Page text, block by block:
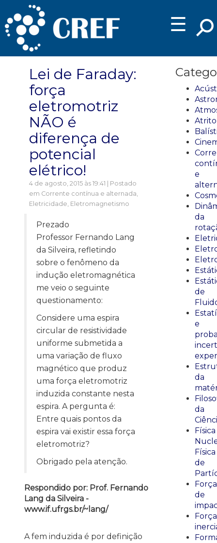
☰
Lei de Faraday:
força
eletromotriz
NÃO é
diferença de
potencial
elétrico!
4 de agosto, 2015 às 19:41 | Postado
em Corrente contínua e alternada,
Eletricidade, Eletromagnetismo
Prezado
Professor Fernando Lang
da Silveira, refletindo
sobre o fenômeno da
indução eletromagnética
me veio o seguinte
questionamento:
Considere uma espira
circular de resistividade
uniforme submetida a
uma variação de fluxo
magnético que produz
uma força eletromotriz
induzida constante nesta
espira. A pergunta é:
Entre quais pontos da
espira vai existir essa força
eletromotriz?
Obrigado pela atenção.
Respondido por: Prof. Fernando
Lang da Silveira -
www.if.ufrgs.br/~lang/
A fem induzida é por definição
Atrito
e
da
de
e
da
da
Física
Física
de
Força
de